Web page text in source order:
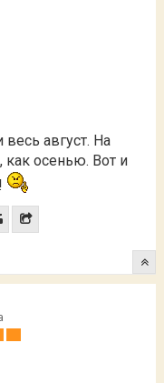
август. На
осенью. Вот и